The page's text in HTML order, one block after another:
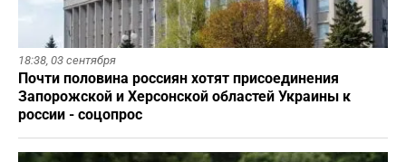
18:38, 03 сентября
Почти половина россиян хотят присоединения
Запорожской и Херсонской областей Украины к
россии - соцопрос